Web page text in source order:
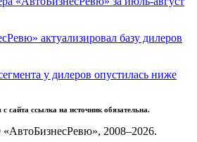
актуализировал базу дилеров
у дилеров опустилась ниже
сайта ссылка на источник обязательна.
2008–2026.